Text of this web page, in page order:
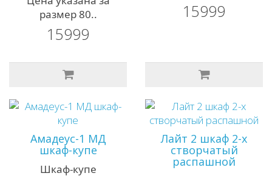
размер 80..
15999
15999
Амадеус-1 MД
шкаф-купе
Шкаф-купе
Лайт 2 шкаф 2-х
створчатый
распашной